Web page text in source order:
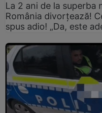
La 2 ani de la superba
România divorțează!
spus adio! „Da, este